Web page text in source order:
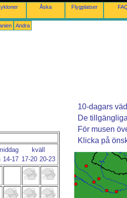
Åska Flygplatser
Andra
kväll
14-17 17-20 20-23
10-dagars
De
För musen
Klicka på